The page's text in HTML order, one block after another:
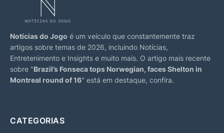
Notícias do Jogo é um veículo que constantemente traz
artigos sobre temas de 2026, incluindo Notícias,
Entretenimento e Insights e muito mais. O artigo mais recente
sobre "Brazil’s Fonseca tops Norwegian, faces Shelton in
Montreal round of 16" está em destaque, confira.
CATEGORIAS